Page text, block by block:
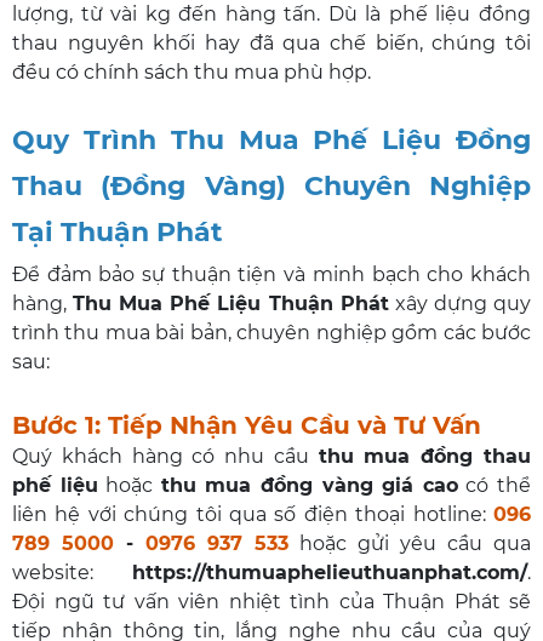
lượng, từ vài kg đến hàng tấn. Dù là phế liệu đồng
thau nguyên khối hay đã qua chế biến, chúng tôi
đều có chính sách thu mua phù hợp.
Quy Trình Thu Mua Phế Liệu Đồng
Thau (Đồng Vàng) Chuyên Nghiệp
Tại Thuận Phát
Để đảm bảo sự thuận tiện và minh bạch cho khách
hàng,Thu Mua Phế Liệu Thuận Phátxây dựng quy
trình thu mua bài bản, chuyên nghiệp gồm các bước
sau:
Bước 1: Tiếp Nhận Yêu Cầu và Tư Vấn
Quý khách hàng có nhu cầu thu mua đồng thau
phế liệu hoặc thu mua đồng vàng giá caocó thể
liên hệ với chúng tôi qua số điện thoại hotline: 096
789 5000 - 0976 937 533 hoặc gửi yêu cầu qua
website: https://thumuaphelieuthuanphat.com/.
Đội ngũ tư vấn viên nhiệt tình của Thuận Phát sẽ
tiếp nhận thông tin, lắng nghe nhu cầu của quý